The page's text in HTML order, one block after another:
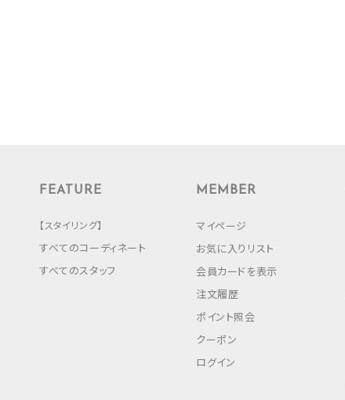
FEATURE
【スタイリング】
すべてのコーディネート
すべてのスタッフ
MEMBER
マイページ
お気に入りリスト
会員カードを表示
注文履歴
ポイント照会
クーポン
ログイン